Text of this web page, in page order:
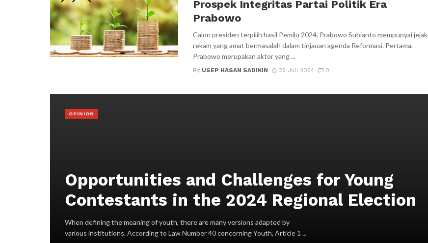
Prospek Integritas Partai Politik Era
Prabowo
Calon presiden terpilih hasil Pemilu 2024, Prabowo Subianto mempunyai jejak
rekam yang amat bermasalah dalam tinjauan agenda Reformasi. Pertama,
Prabowo merupakan aktor yang ...
By USEP HASAN SADIKIN 22 Juli 2024 0
Opportunities and Challenges for Young
Contestants in the 2024 Regional Election
When defining the meaning of youth, there are many versions adapted by
various institutions. According to Law Number 40 concerning Youth, Article 1 ...
OPINION